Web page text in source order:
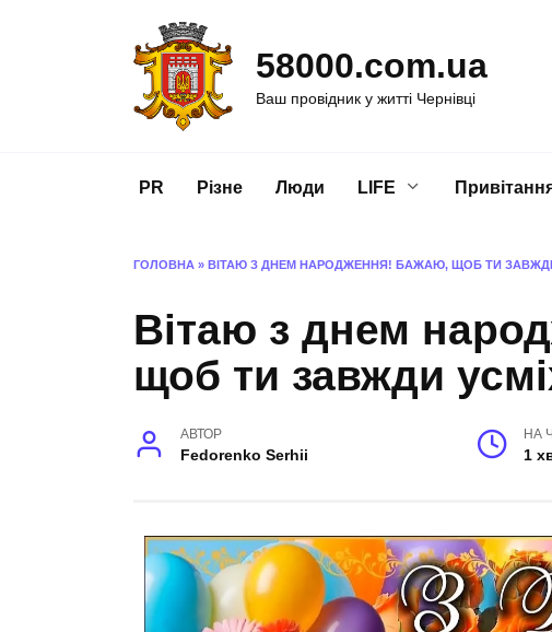
58000.com.ua
Ваш провідник у житті Чернівці
PR Різне Люди LIFE
ГОЛОВНА » ВІТАЮ З ДНЕМ НАРОДЖЕННЯ! БАЖАЮ, ЩОБ ТИ
Вітаю з днем
щоб ти завжди
АВТОР
Fedorenko Serhii
НА
1